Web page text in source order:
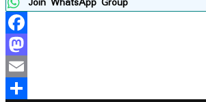
Facebook
Mastodon
Email